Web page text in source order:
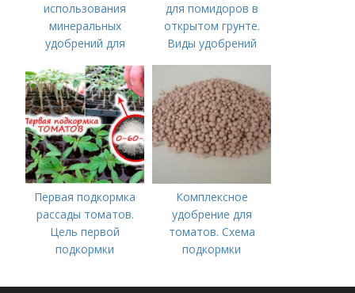
использования
минеральных
удобрений для
Минеральное
питание
для помидоров в
открытом грунте.
Виды удобрений
Первая подкормка
рассады томатов.
Цель первой
подкормки
Комплексное
удобрение для
томатов. Схема
подкормки
рассады до сбора